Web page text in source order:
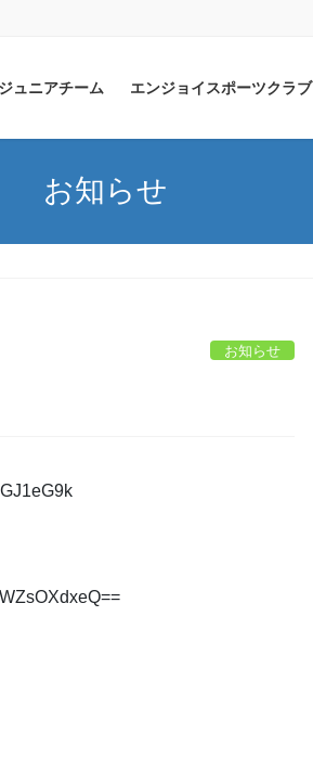
ジュニアチーム エンジョイスポーツクラブ
お知らせ
お知らせ